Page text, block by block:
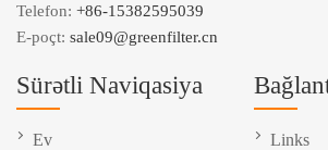
Telefon: +86-15382595039
E-poçt: sale09@greenfilter.cn
Sürətli Naviqasiya
Ev Links